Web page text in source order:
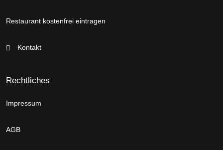
Restaurant kostenfrei eintragen
Kontakt
Rechtliches
Impressum
AGB